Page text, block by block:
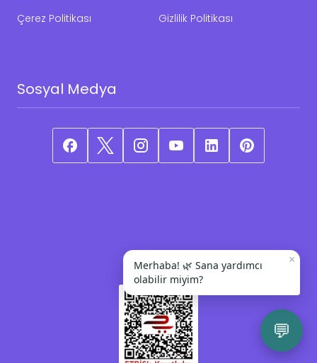
Çerez Politikası Gizlilik Politikası
Sosyal Medya
💬
×
Merhaba! 🌿 Sana yardımcı
olabilir miyim?